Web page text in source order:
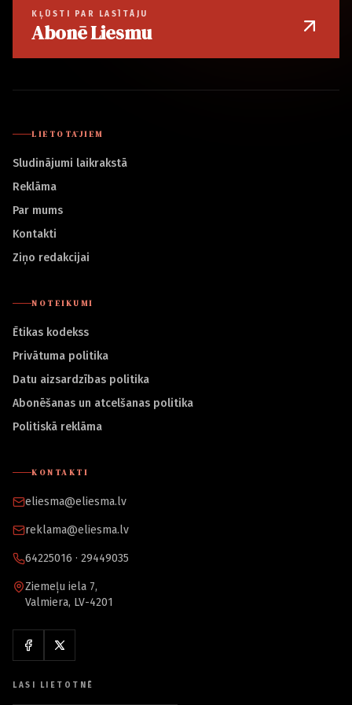
KĻŪSTI PAR LASĪTĀJU
Abonē Liesmu
LIETOTĀJIEM
Sludinājumi laikrakstā
Reklāma
Par mums
Kontakti
Ziņo redakcijai
NOTEIKUMI
Ētikas kodekss
Privātuma politika
Datu aizsardzības politika
Abonēšanas un atcelšanas politika
Politiskā reklāma
KONTAKTI
eliesma@eliesma.lv
reklama@eliesma.lv
64225016 · 29449035
Ziemeļu iela 7,
Valmiera, LV-4201
LASI LIETOTNĒ